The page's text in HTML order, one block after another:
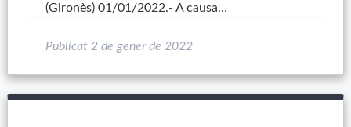
(Gironès) 01/01/2022.- A causa…
Publicat 2 de gener de 2022